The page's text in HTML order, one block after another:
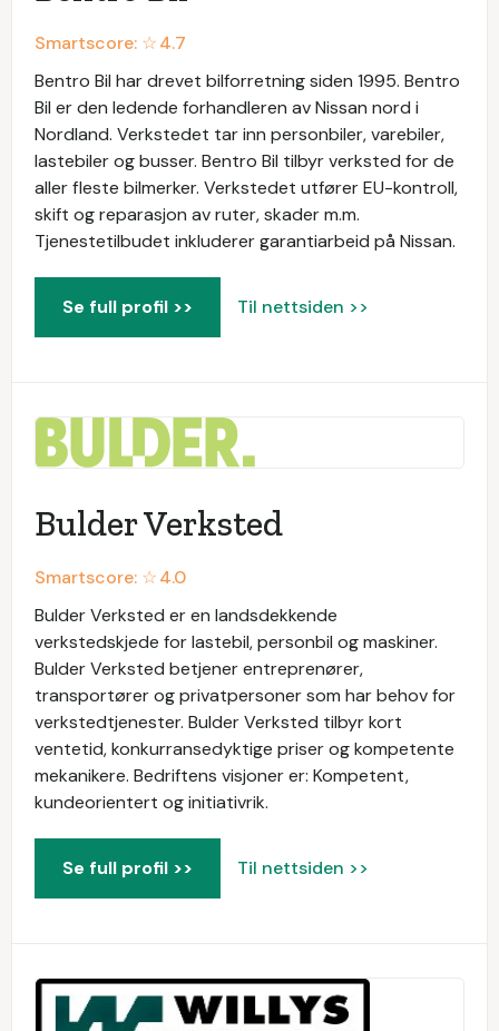
Smartscore: ☆4.7
Bentro Bil har drevet bilforretning siden 1995. Bentro
Bil er den ledende forhandleren av Nissan nord i
Nordland. Verkstedet tar inn personbiler, varebiler,
lastebiler og busser. Bentro Bil tilbyr verksted for de
aller fleste bilmerker. Verkstedet utfører EU-kontroll,
skift og reparasjon av ruter, skader m.m.
Tjenestetilbudet inkluderer garantiarbeid på Nissan.
Se full profil >> Til nettsiden >>
Bulder Verksted
Smartscore: ☆4.0
Bulder Verksted er en landsdekkende
verkstedskjede for lastebil, personbil og maskiner.
Bulder Verksted betjener entreprenører,
transportører og privatpersoner som har behov for
verkstedtjenester. Bulder Verksted tilbyr kort
ventetid, konkurransedyktige priser og kompetente
mekanikere. Bedriftens visjoner er: Kompetent,
kundeorientert og initiativrik.
Se full profil >> Til nettsiden >>